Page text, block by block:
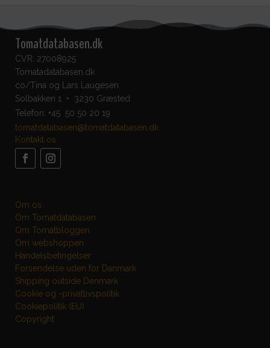
Tomatdatabasen.dk
CVR: 27008925
Tomatadatabasen.dk
co/Tina og Lars Laugesen
Solbakken 1 • 3230 Græsted
Telefon: +45 50 50 20 19
tomatdatabasen@tomatdatabasen.dk
Kontakt os
Om os
Om Tomatdatabasen
Om Tomatbloggen
Om webshoppen
Handelsbetingelser
Forsendelse uden for Danmark
Shipping outside Denmark
Cookie og -privatlivspolitik
Cookiepolitik (EU)
Copyright